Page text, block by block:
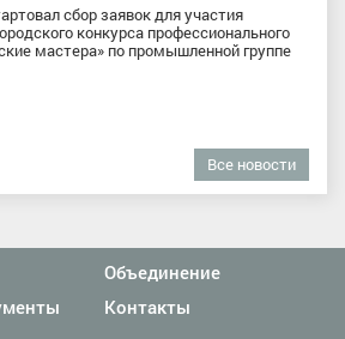
сбор заявок для участия
конкурса профессионального
мастера» по промышленной группе
Все новости
Объединение
Контакты